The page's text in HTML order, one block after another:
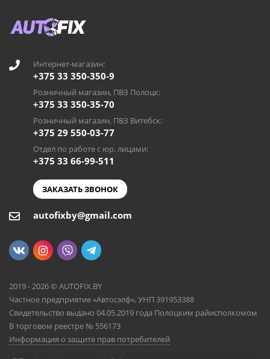
Интернет-магазин:
+375 33 350-350-9
Розничный магазин, ПВЗ Полоцк:
+375 33 350-35-70
Розничный магазин, ПВЗ Витебск:
+375 29 550-03-77
Отдел по работе с юр. лицами:
+375 33 66-99-511
ЗАКАЗАТЬ ЗВОНОК
autofixby@gmail.com
2019 - 2026 © AUTOFIX.BY
Частное предприятие «Автосэлф», УНП 391953388
Свидетельство выдано 04.05.2019 года Полоцким райисполкомом
В торговом реестре № 556173
Информация о защите прав потребителей